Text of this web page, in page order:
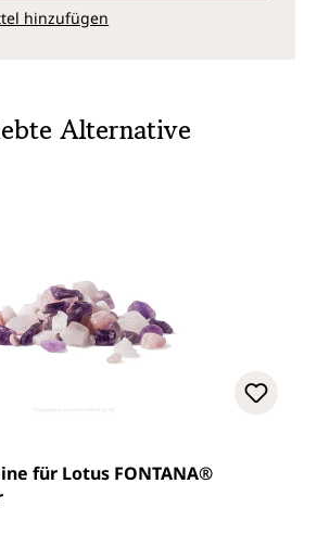
hinzufügen
Alternative
Bewertung von 5 von 5 Sternen
für Lotus FONTANA®